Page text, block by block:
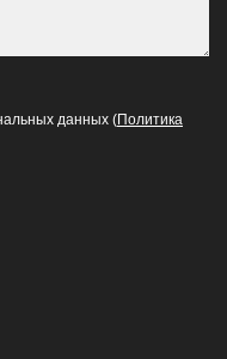
данных (Политика